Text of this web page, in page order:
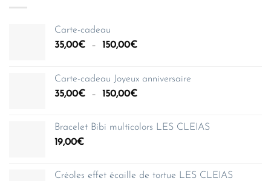
Carte-cadeau
35,00€ – 150,00€Plage
35,00€
à
Carte-cadeau Joyeux anniversaire
35,00€ – 150,00€Plage
35,00€
Bracelet Bibi multicolors LES CLEIAS
19,00€
Créoles effet écaille de tortue LES CLEIAS